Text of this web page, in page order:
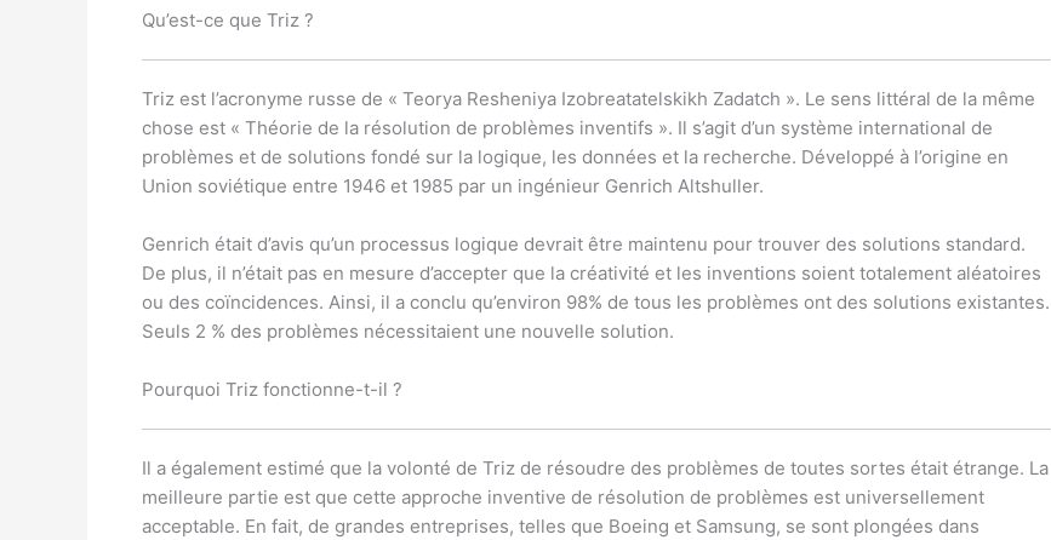
Qu’est-ce que Triz ?
Triz est l’acronyme russe de « Teorya Resheniya Izobreatatelskikh Zadatch ». Le sens littéral de la même
chose est « Théorie de la résolution de problèmes inventifs ». Il s’agit d’un système international de
problèmes et de solutions fondé sur la logique, les données et la recherche. Développé à l’origine en
Union soviétique entre 1946 et 1985 par un ingénieur Genrich Altshuller.
Genrich était d’avis qu’un processus logique devrait être maintenu pour trouver des solutions standard.
De plus, il n’était pas en mesure d’accepter que la créativité et les inventions soient totalement aléatoires
ou des coïncidences. Ainsi, il a conclu qu’environ 98% de tous les problèmes ont des solutions existantes.
Seuls 2 % des problèmes nécessitaient une nouvelle solution.
Pourquoi Triz fonctionne-t-il ?
Il a également estimé que la volonté de Triz de résoudre des problèmes de toutes sortes était étrange. La
meilleure partie est que cette approche inventive de résolution de problèmes est universellement
acceptable. En fait, de grandes entreprises, telles que Boeing et Samsung, se sont plongées dans